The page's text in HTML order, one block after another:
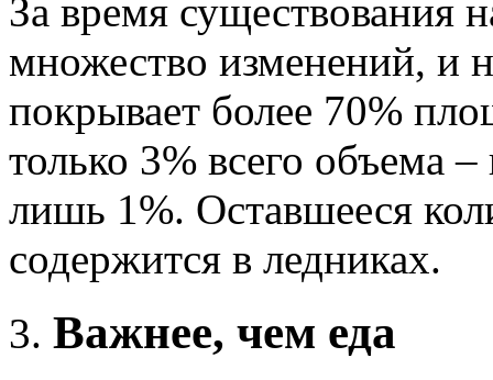
За время существования
множество изменений, и
покрывает более 70%
только 3% всего объема–
лишь 1%. Оставшееся
содержится в ледниках.
Важнее, чем еда